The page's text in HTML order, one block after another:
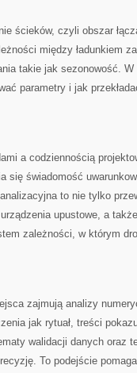
ścieków, czyli obszar
między ładunkiem
takie jak sezonowość.
parametry i jak
a codziennością
się świadomość
to nie tylko
upustowe, a
zależności, w którym
zajmują analizy
jak rytuał, treści
walidacji danych oraz
To podejście